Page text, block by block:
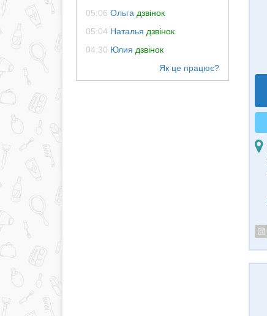
05:06 Ольга дзвінок
05:04 Наталья дзвінок
04:30 Юлия дзвінок